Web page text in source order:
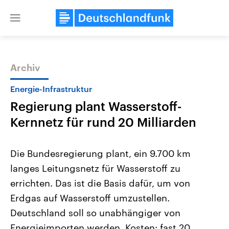
Close
Themen
USA
Aktuelle Beiträge, Analysen und
Hintergründe
Wirtschaftlich und militärisch
gehören die Vereinigten Staaten zu
den mächtigsten Ländern der Erde,
mit großem Einfluss auf das
Nahostkonflikt
Aktuelle Lage und
Der Überfall der
Terrororganisation Hamas
Oktober 2023 auf Israel
Region wieder die Gewalt
Israel möchte die Hamas
Archiv
Energie-Infrastruktur
Regierung plant Wasserstoff-
Kernnetz für rund 20 Milliarden
Die Bundesregierung plant, ein 9.700 km
langes Leitungsnetz für Wasserstoff zu
errichten. Das ist die Basis dafür, um von
Erdgas auf Wasserstoff umzustellen.
Deutschland soll so unabhängiger von